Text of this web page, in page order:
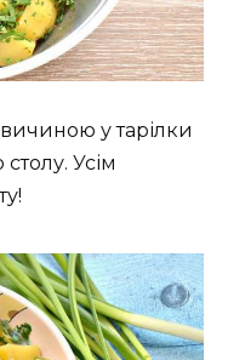
у тарілки
Усім